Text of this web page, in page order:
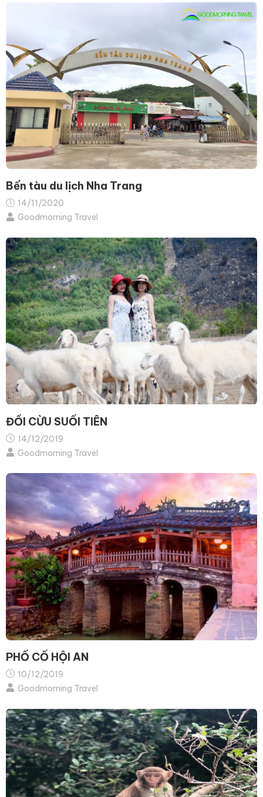
Bến tàu du lịch Nha Trang
14/11/2020
Goodmorning Travel
ĐỒI CỪU SUỐI TIÊN
14/12/2019
Goodmorning Travel
PHỐ CỔ HỘI AN
10/12/2019
Goodmorning Travel